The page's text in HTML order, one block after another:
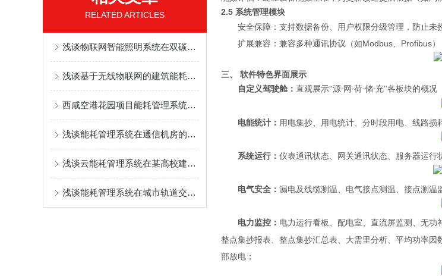
RELATED ARTICLES
浅谈物联网智能照明系统在双碳目标下的研究与设计
浅谈基于无线物联网的建筑能耗监测系统探讨
西咸空港花园项目能耗管理系统的研究与应用
浅谈能耗管理系统在通信机房的应用
浅谈云能耗管理系统在某高校建筑系统平台的开发与应用 李明君
浅谈能耗管理系统在城市轨道交通中的应用
2.5 系统管理模块
安全保障：支持数据备份、用户权限分级管理，防止未
扩展兼容：兼容多种通讯协议（如Modbus、Profibus）
三、 软件特色界面展示
自定义驾驶舱： 直观展示“源-网 -荷-储-充"各板块的概况
电能统计： 用电集抄、用电统计、分时段用电、线路损
系统运行 ： 仪表通讯状态、 网关通讯状态、 服务器运行
电气安全 ： 漏电及线缆测温、 电气接点测温、 接点测温
电力监控： 电力运行看板、 配电室、 直流屏监测 、 无功
整点集抄报表、 整点集抄汇总表、 大需里分析、 平均功率因
部放电 ；